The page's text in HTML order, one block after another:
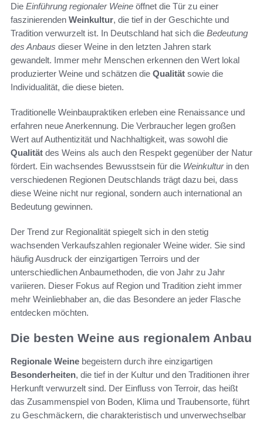
Die Einführung regionaler Weine öffnet die Tür zu einer
faszinierenden Weinkultur, die tief in der Geschichte und
Tradition verwurzelt ist. In Deutschland hat sich die Bedeutung
des Anbaus dieser Weine in den letzten Jahren stark
gewandelt. Immer mehr Menschen erkennen den Wert lokal
produzierter Weine und schätzen die Qualität sowie die
Individualität, die diese bieten.
Traditionelle Weinbaupraktiken erleben eine Renaissance und
erfahren neue Anerkennung. Die Verbraucher legen großen
Wert auf Authentizität und Nachhaltigkeit, was sowohl die
Qualität des Weins als auch den Respekt gegenüber der Natur
fördert. Ein wachsendes Bewusstsein für die Weinkulturin den
verschiedenen Regionen Deutschlands trägt dazu bei, dass
diese Weine nicht nur regional, sondern auch international an
Bedeutung gewinnen.
Der Trend zur Regionalität spiegelt sich in den stetig
wachsenden Verkaufszahlen regionaler Weine wider. Sie sind
häufig Ausdruck der einzigartigen Terroirs und der
unterschiedlichen Anbaumethoden, die von Jahr zu Jahr
variieren. Dieser Fokus auf Region und Tradition zieht immer
mehr Weinliebhaber an, die das Besondere an jeder Flasche
entdecken möchten.
Die besten Weine aus regionalem Anbau
Regionale Weine begeistern durch ihre einzigartigen
Besonderheiten, die tief in der Kultur und den Traditionen ihrer
Herkunft verwurzelt sind. Der Einfluss von Terroir, das heißt
das Zusammenspiel von Boden, Klima und Traubensorte, führt
zu Geschmäckern, die charakteristisch und unverwechselbar